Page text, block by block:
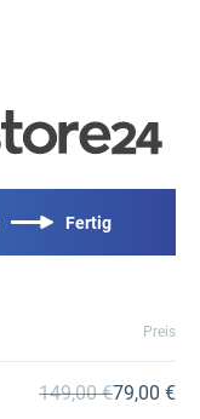
Fertig
Preis
149,00 €79,00 €